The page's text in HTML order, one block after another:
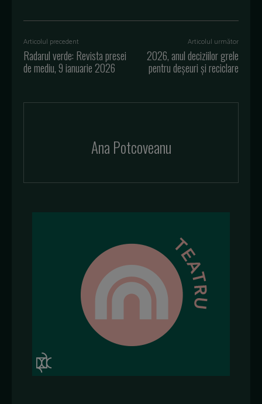
Articolul precedent
Radarul verde: Revista presei
de mediu, 9 ianuarie 2026
Articolul următor
2026, anul deciziilor grele
pentru deșeuri și reciclare
Ana Potcoveanu